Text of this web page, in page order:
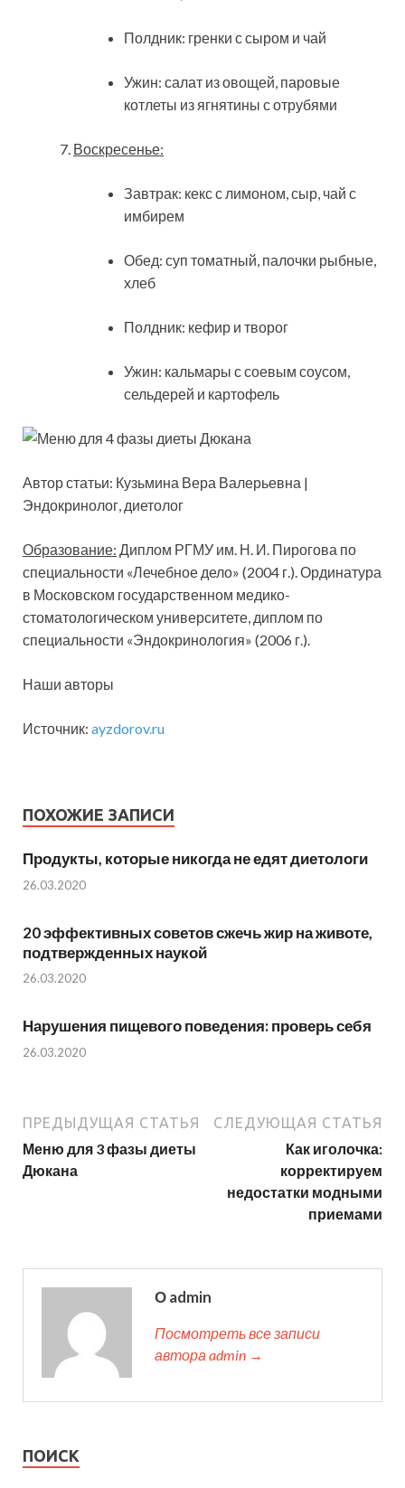
Полдник: гренки с сыром и чай
Ужин: салат из овощей, паровые
котлеты из ягнятины с отрубями
Воскресенье:
Завтрак: кекс с лимоном, сыр, чай с
имбирем
Обед: суп томатный, палочки рыбные,
хлеб
Полдник: кефир и творог
Ужин: кальмары с соевым соусом,
сельдерей и картофель
Автор статьи: Кузьмина Вера Валерьевна |
Эндокринолог, диетолог
Образование: Диплом РГМУ им. Н. И. Пирогова по
специальности «Лечебное дело» (2004 г.). Ординатура
в Московском государственном медико-
стоматологическом университете, диплом по
специальности «Эндокринология» (2006 г.).
Наши авторы
Источник: ayzdorov.ru
ПОХОЖИЕ ЗАПИСИ
Продукты, которые никогда не едят диетологи
26.03.2020
20 эффективных советов сжечь жир на животе,
подтвержденных наукой
26.03.2020
Нарушения пищевого поведения: проверь себя
26.03.2020
ПРЕДЫДУЩАЯ СТАТЬЯ
Меню для 3 фазы диеты
Дюкана
СЛЕДУЮЩАЯ СТАТЬЯ
Как иголочка:
корректируем
недостатки модными
приемами
О admin
Посмотреть все записи
автора admin →
ПОИСК